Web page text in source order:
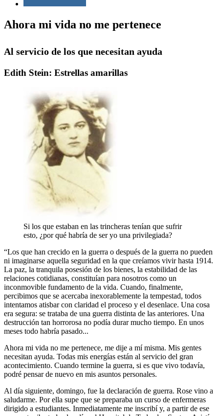
Ahora mi vida no me pertenece
Al servicio de los que necesitan ayuda
Edith Stein: Estrellas amarillas
Si los que estaban en las trincheras tenían que sufrir
esto, ¿por qué habría de ser yo una privilegiada?
“Los que han crecido en la guerra o después de la guerra no pueden
ni imaginarse aquella seguridad en la que creíamos vivir hasta 1914.
La paz, la tranquila posesión de los bienes, la estabilidad de las
relaciones cotidianas, constituían para nosotros como un
inconmovible fundamento de la vida. Cuando, finalmente,
percibimos que se acercaba inexorablemente la tempestad, todos
intentamos atisbar con claridad el proceso y el desenlace. Una cosa
era segura: se trataba de una guerra distinta de las anteriores. Una
destrucción tan horrorosa no podía durar mucho tiempo. En unos
meses todo habría pasado...
Ahora mi vida no me pertenece, me dije a mí misma. Mis gentes
necesitan ayuda. Todas mis energías están al servicio del gran
acontecimiento. Cuando termine la guerra, si es que vivo todavía,
podré pensar de nuevo en mis asuntos personales.
Al día siguiente, domingo, fue la declaración de guerra. Rose vino a
saludarme. Por ella supe que se preparaba un curso de enfermeras
dirigido a estudiantes. Inmediatamente me inscribí y, a partir de ese